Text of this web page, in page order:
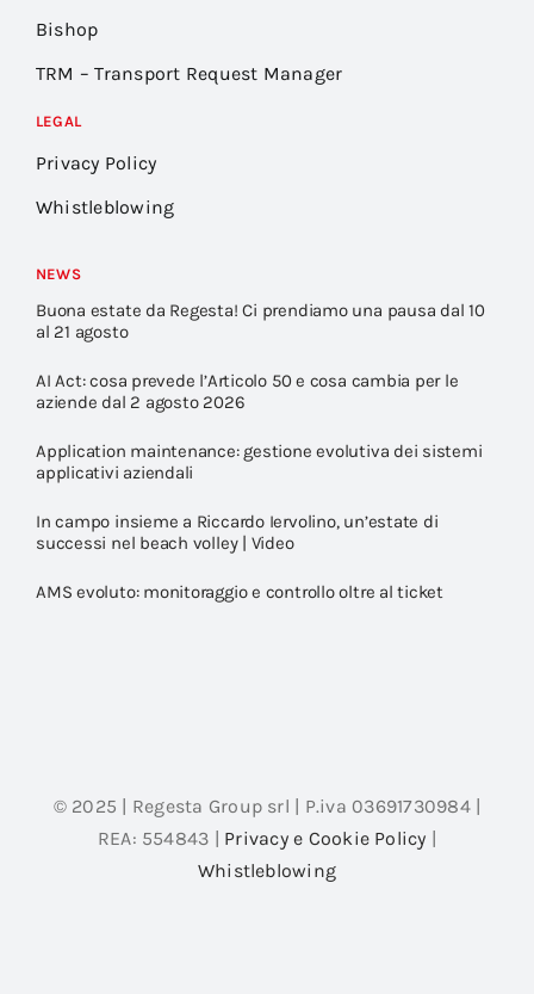
Bishop
TRM – Transport Request Manager
LEGAL
Privacy Policy
Whistleblowing
NEWS
Buona estate da Regesta! Ci prendiamo una pausa dal 10
al 21 agosto
AI Act: cosa prevede l’Articolo 50 e cosa cambia per le
aziende dal 2 agosto 2026
Application maintenance: gestione evolutiva dei sistemi
applicativi aziendali
In campo insieme a Riccardo Iervolino, un’estate di
successi nel beach volley | Video
AMS evoluto: monitoraggio e controllo oltre al ticket
© 2025 | Regesta Group srl | P.iva 03691730984 |
REA: 554843 | Privacy e Cookie Policy
Whistleblowing